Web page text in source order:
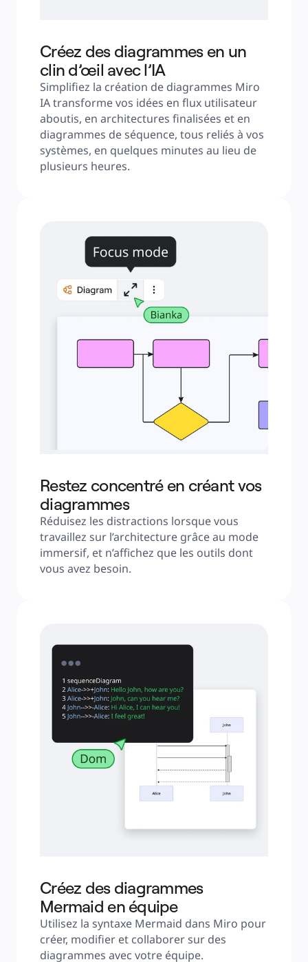
Créez des diagrammes en un
clin d’œil avec l’IA
Simplifiez la création de diagrammes Miro
IA transforme vos idées en flux utilisateur
aboutis, en architectures finalisées et en
diagrammes de séquence, tous reliés à vos
systèmes, en quelques minutes au lieu de
plusieurs heures.
Restez concentré en créant vos
diagrammes
Réduisez les distractions lorsque vous
travaillez sur l’architecture grâce au mode
immersif, et n’affichez que les outils dont
vous avez besoin.
Créez des diagrammes
Mermaid en équipe
Utilisez la syntaxe Mermaid dans Miro pour
créer, modifier et collaborer sur des
diagrammes avec votre équipe.